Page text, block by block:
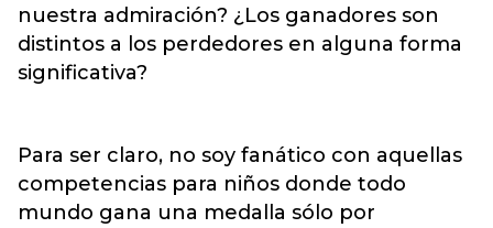
nuestra admiración? ¿Los ganadores son
distintos a los perdedores en alguna forma
significativa?
Para ser claro, no soy fanático con aquellas
competencias para niños donde todo
mundo gana una medalla sólo por